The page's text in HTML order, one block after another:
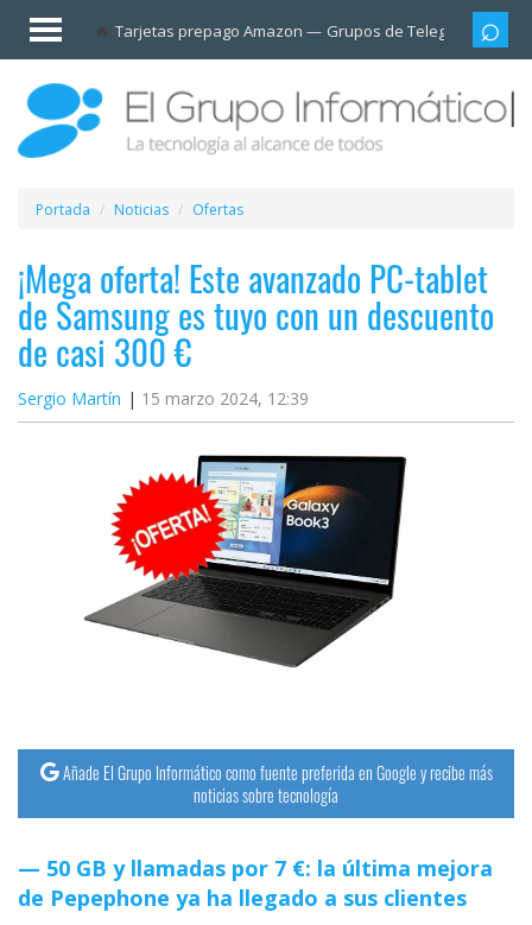
Tarjetas prepago Amazon Grupos de Telegram
Invitado
Iniciar
sesión /
Registrarse
Esenciales
Móviles
Ofertas
Apps
Redes
Plataformas
streaming
Operadores
Tutoriales
Ciberseguridad
Sistemas
operativos
Portada Noticias Ofertas
¡Mega oferta! Este avanzado PC-tablet
de Samsung es tuyo con un descuento
de casi 300 €
Sergio Martín 15 marzo 2024, 12:39
Añade El Grupo Informático como fuente preferida en Google y recibe más
noticias sobre tecnología
50 GB y llamadas por 7 €: la última mejora
de Pepephone ya ha llegado a sus clientes